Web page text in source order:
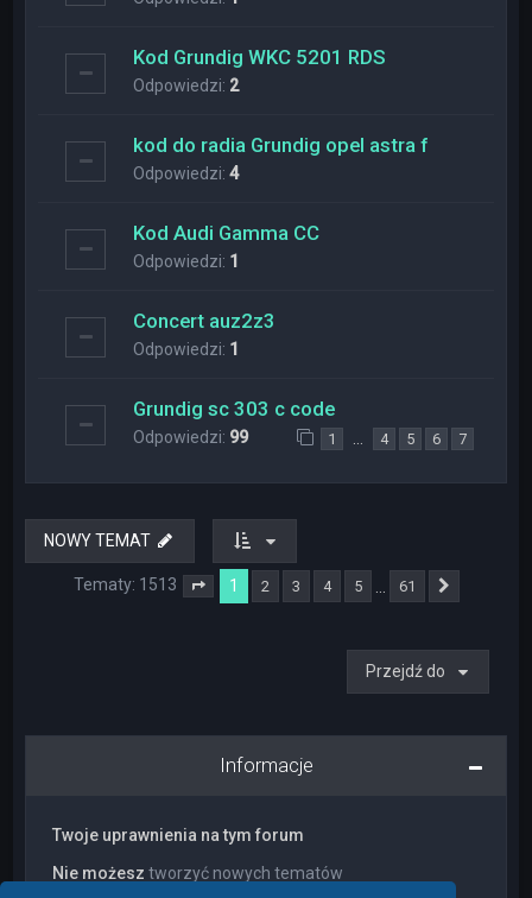
Kod Grundig WKC 5201 RDS
Odpowiedzi: 2
kod do radia Grundig opel astra f
Odpowiedzi:4
Kod Audi Gamma CC
Odpowiedzi: 1
Concert auz2z3
Odpowiedzi: 1
Grundig sc 303 c code
Odpowiedzi: 99 1 … 4 5 6 7
NOWY TEMAT
Tematy: 1513 Strona 1z 61
1 2 3 4 5 61
Przejdź do
Informacje
Twoje uprawnienia na tym forum
Nie możesz tworzyć nowych tematów